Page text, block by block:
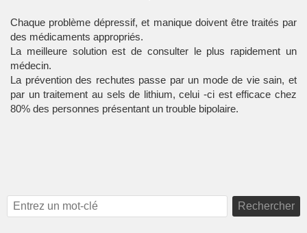
Chaque problème dépressif, et manique doivent être traités par
des médicaments appropriés.
La meilleure solution est de consulter le plus rapidement un
médecin.
La prévention des rechutes passe par un mode de vie sain, et
par un traitement au sels de lithium, celui -ci est efficace chez
80% des personnes présentant un trouble bipolaire.
Rechercher